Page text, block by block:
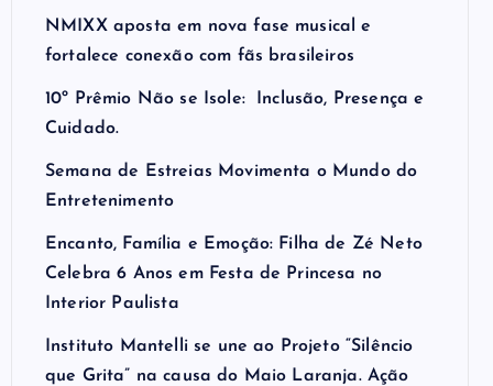
NMIXX aposta em nova fase musical e
fortalece conexão com fãs brasileiros
10º Prêmio Não se Isole: Inclusão, Presença e
Cuidado.
Semana de Estreias Movimenta o Mundo do
Entretenimento
Encanto, Família e Emoção: Filha de Zé Neto
Celebra 6 Anos em Festa de Princesa no
Interior Paulista
Instituto Mantelli se une ao Projeto “Silêncio
que Grita” na causa do Maio Laranja. Ação